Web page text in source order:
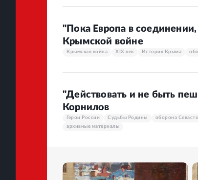
"Пока Европа в соединении,
Крымской войне
Крымская война XIX век История Крыма
"Действовать и не быть
Корнилов
Герои России Судьбы Родины оборона
архивные материалы